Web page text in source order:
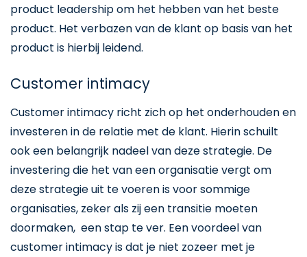
product leadership om het hebben van het beste
product. Het verbazen van de klant op basis van het
product is hierbij leidend.
Customer intimacy
Customer intimacy richt zich op het onderhouden en
investeren in de relatie met de klant. Hierin schuilt
ook een belangrijk nadeel van deze strategie. De
investering die het van een organisatie vergt om
deze strategie uit te voeren is voor sommige
organisaties, zeker als zij een transitie moeten
doormaken, een stap te ver. Een voordeel van
customer intimacy is dat je niet zozeer met je